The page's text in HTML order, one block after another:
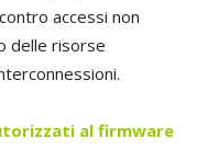
accessi non
delle risorse
al firmware